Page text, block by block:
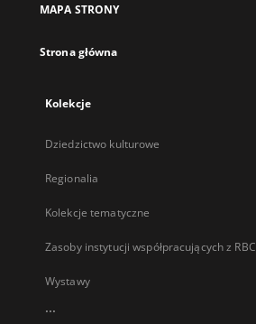
karcie
MAPA STRONY
Strona główna
Kolekcje
Dziedzictwo kulturowe
Regionalia
Kolekcje tematyczne
Zasoby instytucji współpracujących z RBC
Wystawy
...